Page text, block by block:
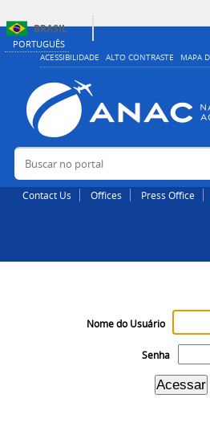
PORTUGUÊS
ACESSIBILIDADE ALTO CONTRASTE MAPA
BRASIL
Buscar no portal
Contact Us Offices Press Office
Nome do Usuário
Senha